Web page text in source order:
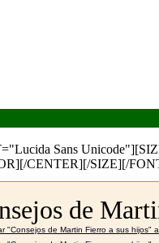
Sans
CENTER][/SIZE][/
de